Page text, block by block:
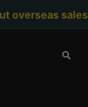
overseas sales